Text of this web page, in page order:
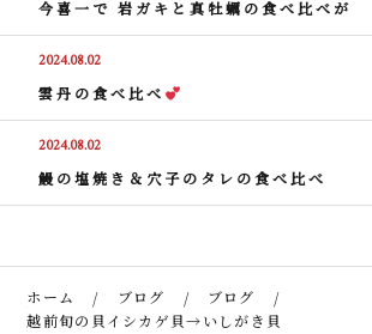
今喜一で 岩ガキと真牡蠣の食べ比べが
2024.08.02
雲丹の食べ比べ
2024.08.02
鰻の塩焼き＆穴子のタレの食べ比べ
ホーム ブログ
ブログ
越前旬の貝イシカゲ貝→いしがき貝